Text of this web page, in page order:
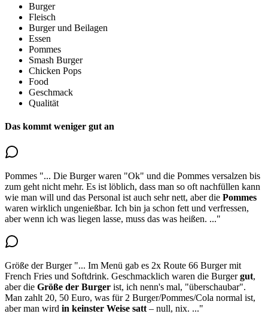
Burger
Fleisch
Burger und Beilagen
Essen
Pommes
Smash Burger
Chicken Pops
Food
Geschmack
Qualität
Das kommt weniger gut an
Pommes "... Die Burger waren "Ok" und die Pommes versalzen bis
zum geht nicht mehr. Es ist löblich, dass man so oft nachfüllen kann
wie man will und das Personal ist auch sehr nett, aberdie Pommes
waren wirklich ungenießbar. Ich bin ja schon fett und verfressen,
aber wenn ich was liegen lasse, muss das was heißen. ..."
Größe der Burger "... Im Menü gab es 2x Route 66 Burger mit
French Fries und Softdrink. Geschmacklich waren die Burgergut,
aber die Größe der Burger ist, ich nenn's mal, "überschaubar".
Man zahlt 20, 50 Euro, was für 2 Burger/Pommes/Cola normal ist,
aber man wird in keinster Weise satt – null, nix. ..."